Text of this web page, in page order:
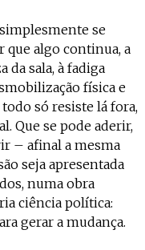
se
que algo continua, a
da sala, à fadiga
física e
só resiste lá fora,
Que se pode aderir,
– afinal a mesma
seja apresentada
numa obra
ciência política:
gerar a mudança.